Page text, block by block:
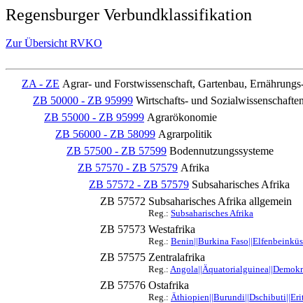
Regensburger Verbundklassifikation
Zur Übersicht RVKO
ZA - ZE Agrar- und Forstwissenschaft, Gartenbau,
ZB 50000 - ZB 95999 Wirtschafts- und Sozialwissenschaften
ZB 55000 - ZB 95999 Agrarökonomie
ZB 56000 - ZB 58099 Agrarpolitik
ZB 57500 - ZB 57599 Bodennutzungssysteme
ZB 57570 - ZB 57579 Afrika
ZB 57572 - ZB 57579 Subsaharisches Afrika
ZB 57572 Subsaharisches Afrika allgemein
Reg.: Subsaharisches Afrika
ZB 57573 Westafrika
Reg.: Benin||Burkina
ZB 57575 Zentralafrika
Reg.:
ZB 57576 Ostafrika
Reg.: